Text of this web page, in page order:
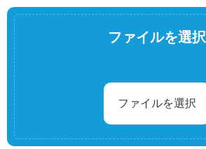
ファイルを選択
ファイルを選択